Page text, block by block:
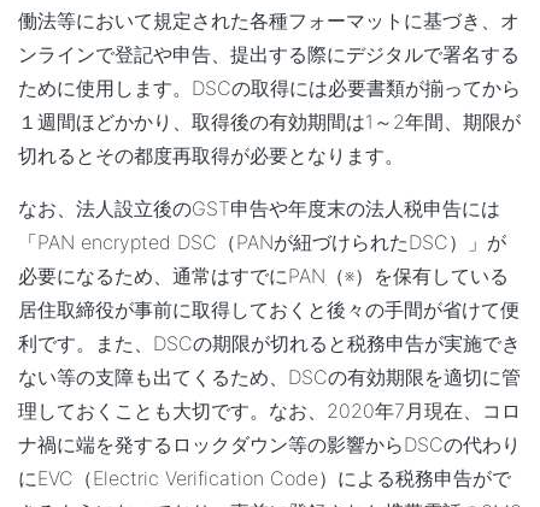
働法等において規定された各種フォーマットに基づき、オ
ンラインで登記や申告、提出する際にデジタルで署名する
ために使用します。DSCの取得には必要書類が揃ってから
１週間ほどかかり、取得後の有効期間は1～2年間、期限が
切れるとその都度再取得が必要となります。
なお、法人設立後のGST申告や年度末の法人税申告には
「PAN encrypted DSC（PANが紐づけられたDSC）」が
必要になるため、通常はすでにPAN（※）を保有している
居住取締役が事前に取得しておくと後々の手間が省けて便
利です。また、DSCの期限が切れると税務申告が実施でき
ない等の支障も出てくるため、DSCの有効期限を適切に管
理しておくことも大切です。なお、2020年7月現在、コロ
ナ禍に端を発するロックダウン等の影響からDSCの代わり
にEVC（Electric Verification Code）による税務申告がで